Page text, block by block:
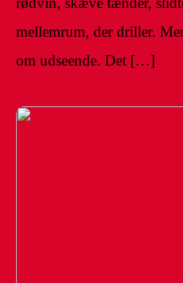
mellemrum, der driller.
om udseende. Det […]